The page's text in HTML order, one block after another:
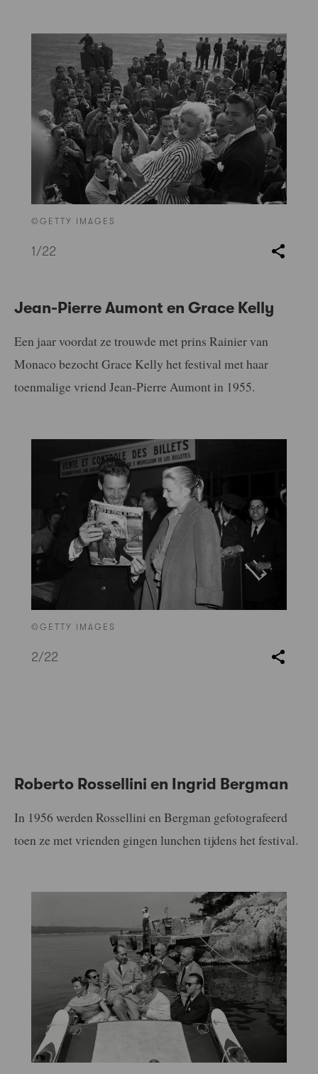
©GETTY IMAGES
1 /22
Jean-Pierre Aumont en Grace Kelly
Een jaar voordat ze trouwde met prins Rainier van
Monaco bezocht Grace Kelly het festival met haar
toenmalige vriend Jean-Pierre Aumont in 1955.
©GETTY IMAGES
2/22
Roberto Rossellini en Ingrid Bergman
In 1956 werden Rossellini en Bergman gefotografeerd
toen ze met vrienden gingen lunchen tijdens het festival.